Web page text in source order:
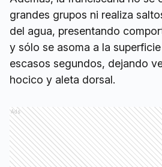
grandes grupos ni realiza
del agua, presentando
y sólo se asoma a la
escasos segundos, dejando
hocico y aleta dorsal.
Ads